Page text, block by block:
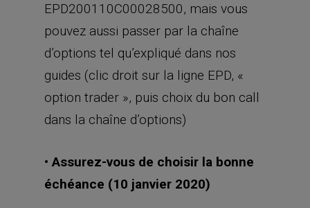
EPD200110C00028500, mais vous
pouvez aussi passer par la chaîne
d’options tel qu’expliqué dans nos
guides (clic droit sur la ligne EPD, «
option trader », puis choix du bon call
dans la chaîne d’options)
• Assurez-vous de choisir la bonne
échéance (10 janvier 2020)